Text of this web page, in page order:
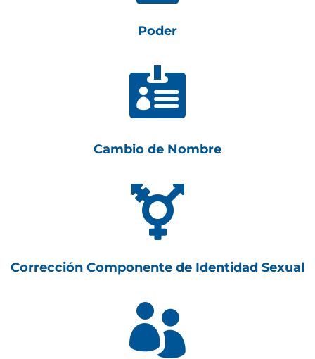
Poder

Cambio de Nombre

Corrección Componente de Identidad Sexual
